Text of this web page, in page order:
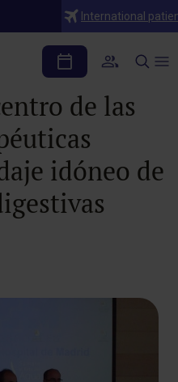
International
el
al
de las
idóneo de